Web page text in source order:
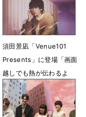
須田景凪「Venue101
Presents」に登場「画面
越しでも熱が伝わるよ
う、精一杯歌わせて頂き
ます」
5月13日 15時00分